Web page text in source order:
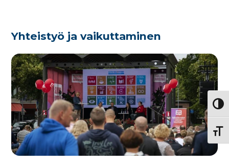
Yhteistyö ja vaikuttaminen